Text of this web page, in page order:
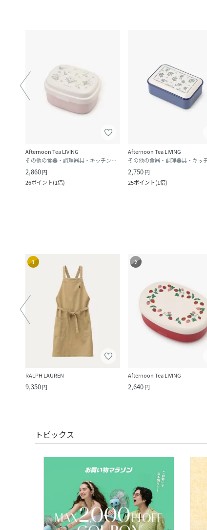
Afternoon Tea LIVING
その他の食器・調理器具・キッチン用品
2,860円
26ポイント(1倍)
Afternoon Tea LIVING
2,750円
25ポイント(1倍)
1
RALPH LAUREN
9,350円
2
Afternoon Tea LIVING
2,640円
トピックス